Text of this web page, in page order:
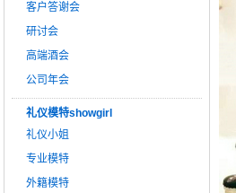
客户答谢会
研讨会
高端酒会
公司年会
礼仪模特showgirl
礼仪小姐
专业模特
外籍模特